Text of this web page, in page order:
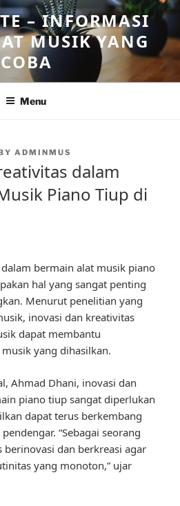
– INFORMASI
MUSIK YANG
Menu
ADMINMUS
dalam
Piano Tiup di
bermain alat musik piano
hal yang sangat penting
Menurut penelitian yang
inovasi dan kreativitas
dapat membantu
yang dihasilkan.
Ahmad Dhani, inovasi dan
piano tiup sangat diperlukan
dapat terus berkembang
“Sebagai seorang
berinovasi dan berkreasi agar
yang monoton,” ujar